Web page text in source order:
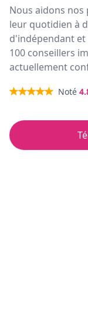
Nous aidons
leur quotidien à
d'indépendant et
100 conseillers
actuellement
Noté